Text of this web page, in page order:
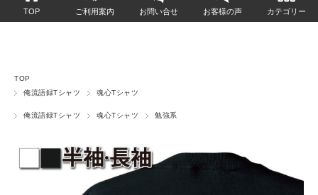
TOP ご利用案内 お問い合せ お客様の声 カテゴリー
TOP
俺流語録Tシャツ
魂心Tシャツ
俺流語録Tシャツ 魂心Tシャツ 勉強系